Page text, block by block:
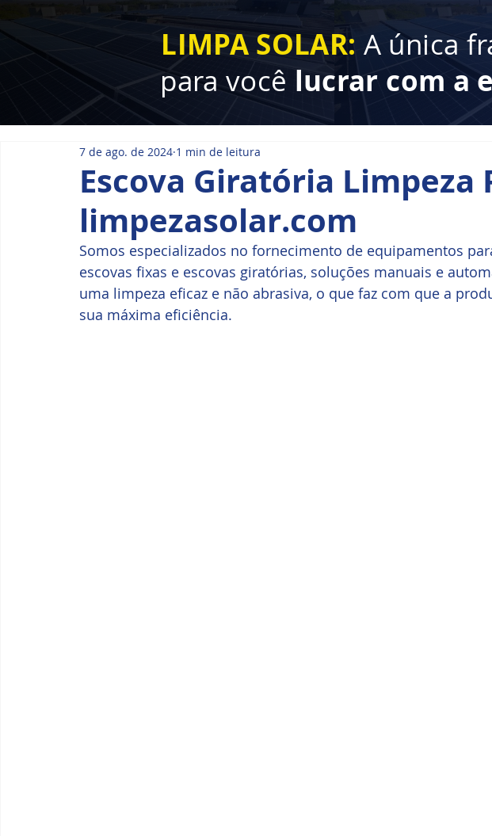
LIMPA SOLAR: A única
para você lucrar com a
Escova Giratória Limpeza
limpezasolar.com
7 de ago. de 2024 1 min de leitura
Somos especializados no fornecimento de equipamentos
escovas fixas e escovas giratórias, soluções manuais e
uma limpeza eficaz e não abrasiva, o que faz com que a
sua máxima eficiência.